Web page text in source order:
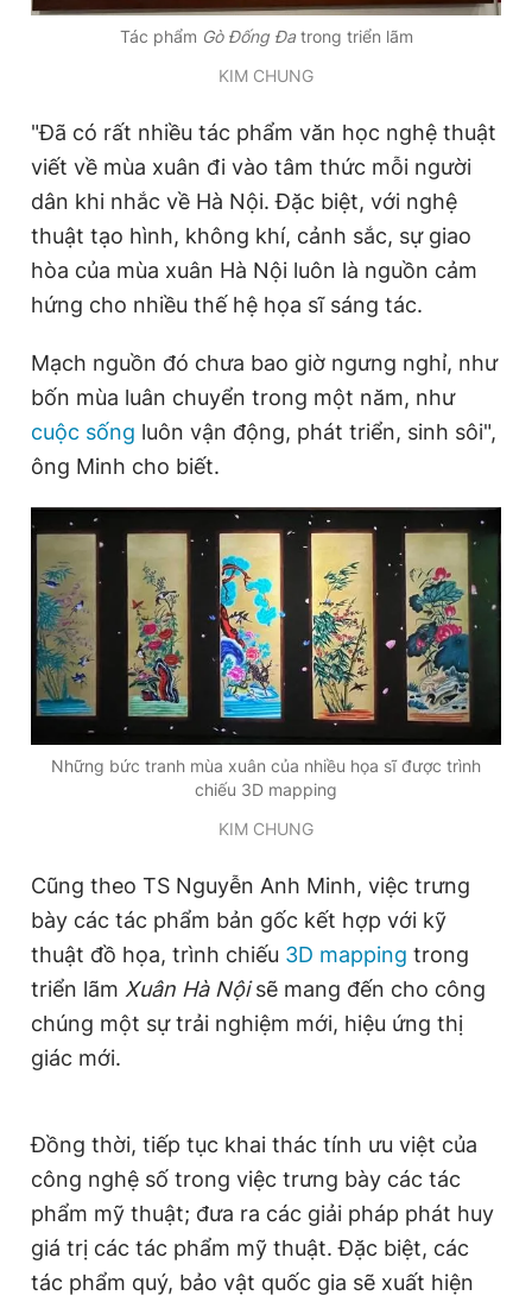
Tác phẩm Gò Đống Đa trong triển lãm
KIM CHUNG
"Đã có rất nhiều tác phẩm văn học nghệ thuật
viết về mùa xuân đi vào tâm thức mỗi người
dân khi nhắc về Hà Nội. Đặc biệt, với nghệ
thuật tạo hình, không khí, cảnh sắc, sự giao
hòa của mùa xuân Hà Nội luôn là nguồn cảm
hứng cho nhiều thế hệ họa sĩ sáng tác.
Mạch nguồn đó chưa bao giờ ngưng nghỉ, như
bốn mùa luân chuyển trong một năm, như
cuộc sống luôn vận động, phát triển, sinh sôi",
ông Minh cho biết.
Những bức tranh mùa xuân của nhiều họa sĩ được trình
chiếu 3D mapping
KIM CHUNG
Cũng theo TS Nguyễn Anh Minh, việc trưng
bày các tác phẩm bản gốc kết hợp với kỹ
thuật đồ họa, trình chiếu 3D mapping trong
triển lãm Xuân Hà Nộisẽ mang đến cho công
chúng một sự trải nghiệm mới, hiệu ứng thị
giác mới.
Đồng thời, tiếp tục khai thác tính ưu việt của
công nghệ số trong việc trưng bày các tác
phẩm mỹ thuật; đưa ra các giải pháp phát huy
giá trị các tác phẩm mỹ thuật. Đặc biệt, các
tác phẩm quý, bảo vật quốc gia sẽ xuất hiện